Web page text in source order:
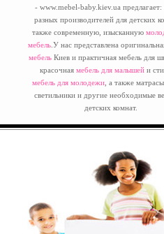
- www.mebel-baby.kiev.ua предлагает:
разных производителей для детских
также современную, изысканную
мебель .У нас представлена
мебельКиев и практичная мебель для
красочная мебель для малышей и
мебель для молодежи , а также матрасы,
светильники и другие необходимые
детских комнат.